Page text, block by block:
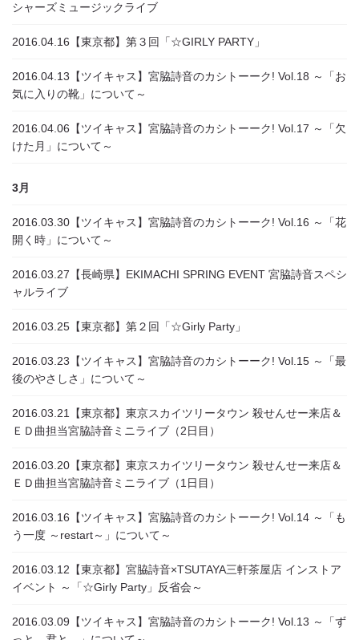
シャーズミュージックライブ
2016.04.16 【東京都】第３回「☆GIRLY PARTY」
2016.04.13 【ツイキャス】宮脇詩音のカシトーーク! Vol.18 ～「お
気に入りの靴」について～
2016.04.06 【ツイキャス】宮脇詩音のカシトーーク! Vol.17 ～「欠
けた月」について～
3月
2016.03.30 【ツイキャス】宮脇詩音のカシトーーク! Vol.16 ～「花
開く時」について～
2016.03.27 【長崎県】EKIMACHI SPRING EVENT 宮脇詩音スペシ
ャルライブ
2016.03.25 【東京都】第２回「☆Girly Party」
2016.03.23 【ツイキャス】宮脇詩音のカシトーーク! Vol.15 ～「最
後のやさしさ」について～
2016.03.21
【東京都】東京スカイツリータウン 殺せんせー来店＆
ＥＤ曲担当宮脇詩音ミニライブ（2日目）
2016.03.20 【東京都】東京スカイツリータウン 殺せんせー来店＆
ＥＤ曲担当宮脇詩音ミニライブ（1日目）
2016.03.16 【ツイキャス】宮脇詩音のカシトーーク! Vol.14 ～「も
う一度 ～restart～」について～
2016.03.12 【東京都】宮脇詩音×TSUTAYA三軒茶屋店 インストア
イベント ～「☆Girly Party」反省会～
2016.03.09 【ツイキャス】宮脇詩音のカシトーーク! Vol.13 ～「ず